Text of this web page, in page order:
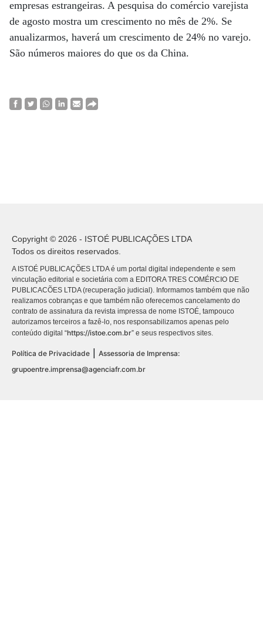
empresas estrangeiras. A pesquisa do comércio varejista
de agosto mostra um crescimento no mês de 2%. Se
anualizarmos, haverá um crescimento de 24% no varejo.
São números maiores do que os da China.
Copyright © 2026 - ISTOÉ PUBLICAÇÕES LTDA
Todos os direitos reservados.
A ISTOÉ PUBLICAÇÕES LTDA é um portal digital independente e sem
vinculação editorial e societária com a EDITORA TRES COMÉRCIO DE
PUBLICACÕES LTDA (recuperação judicial). Informamos também que não
realizamos cobranças e que também não oferecemos cancelamento do
contrato de assinatura da revista impressa de nome ISTOÉ, tampouco
autorizamos terceiros a fazê-lo, nos responsabilizamos apenas pelo
conteúdo digital “https://istoe.com.br” e seus respectivos sites.
Política de Privacidade
Assessoria de Imprensa:
grupoentre.imprensa@agenciafr.com.br